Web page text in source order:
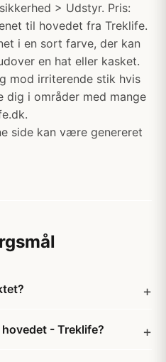
> Udstyr. Pris:
til hovedet fra Treklife.
i en sort farve, der kan
en hat eller kasket.
mod irriterende stik hvis
dig i områder med mange
side kan være genereret
- Treklife?